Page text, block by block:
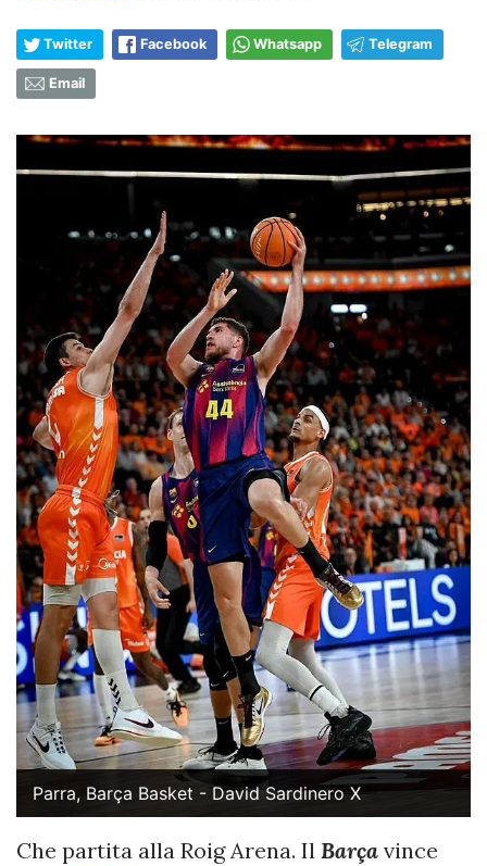
Twitter Facebook Whatsapp Telegram
Email
Parra, Barça Basket - David Sardinero X
Che partita alla Roig Arena. Il Barça vince